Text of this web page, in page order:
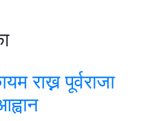
राख्न पूर्वराजा